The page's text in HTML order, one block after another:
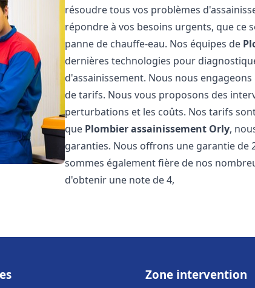
résoudre tous vos problèmes
répondre à vos besoins urgents, que ce
panne de chauffe-eau. Nos équipes de
dernières technologies pour
d'assainissement. Nous nous
de tarifs. Nous vous proposons des
perturbations et les coûts. Nos tarifs
que Plombier assainissement Orly,
garanties. Nous offrons une garantie de
sommes également fière de nos
d'obtenir une note de 4,
Zone intervention